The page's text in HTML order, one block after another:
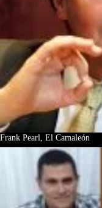
Frank Pearl, El Camaleón